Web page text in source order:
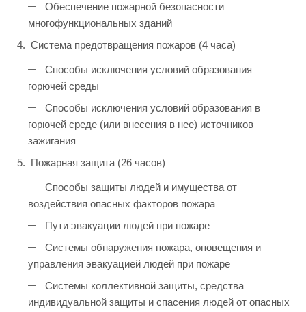
Обеспечение пожарной безопасности
многофункциональных зданий
Система предотвращения пожаров (4 часа)
Способы исключения условий образования
горючей среды
Способы исключения условий образования в
горючей среде (или внесения в нее) источников
зажигания
Пожарная защита (26 часов)
Способы защиты людей и имущества от
воздействия опасных факторов пожара
Пути эвакуации людей при пожаре
Системы обнаружения пожара, оповещения и
управления эвакуацией людей при пожаре
Системы коллективной защиты, средства
индивидуальной защиты и спасения людей от опасных